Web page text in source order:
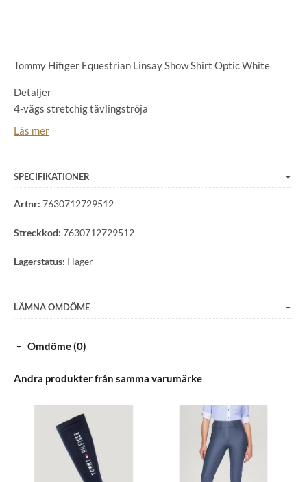
Tommy Hifiger Equestrian Linsay Show Shirt Optic White
Detaljer
4-vägs stretchig tävlingströja
Klassisk krage i bomullsblandning med tryckknappar för att
Strasskrage och silverfärgade lurexmanschetter
Nyckelhålsdetalj baktill - UPF 40 solskydd
TH-flaggan
85 % nylon, 15 % elastan
Läs mer
SPECIFIKATIONER
Artnr: 7630712729512
Streckkod: 7630712729512
Lagerstatus: I lager
LÄMNA OMDÖME
Omdöme (0)
Andra produkter från samma varumärke